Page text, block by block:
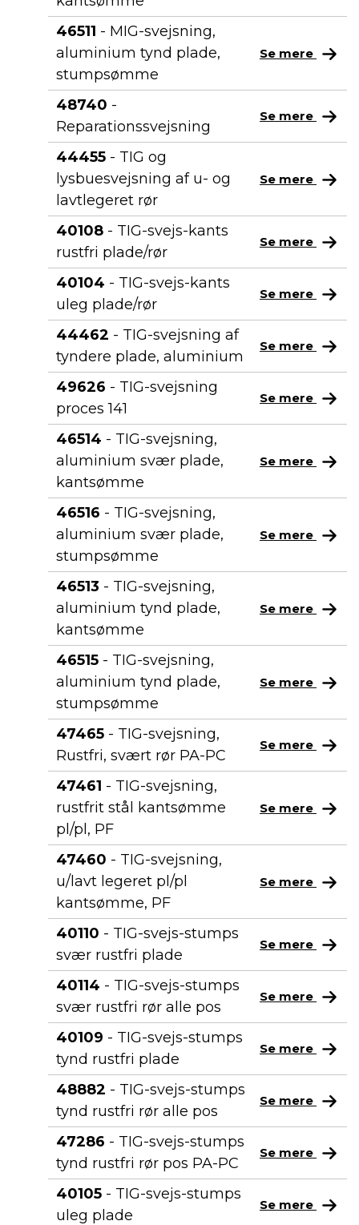
46511 - MIG-svejsning,
aluminium tynd plade,
stumpsømme
Se mere
48740 -
Reparationssvejsning
Se mere
44455 - TIG og
lysbuesvejsning af u- og
lavtlegeret rør
Se mere
40108 - TIG-svejs-kants
rustfri plade/rør
Se mere
40104 - TIG-svejs-kants
uleg plade/rør
Se mere
44462 - TIG-svejsning af
tyndere plade, aluminium
Se mere
49626 - TIG-svejsning
proces 141
Se mere
46514 - TIG-svejsning,
aluminium svær plade,
kantsømme
Se mere
46516 - TIG-svejsning,
aluminium svær plade,
stumpsømme
Se mere
46513 - TIG-svejsning,
aluminium tynd plade,
kantsømme
Se mere
46515 - TIG-svejsning,
aluminium tynd plade,
stumpsømme
Se mere
47465 - TIG-svejsning,
Rustfri, svært rør PA-PC
Se mere
47461 - TIG-svejsning,
rustfrit stål kantsømme
pl/pl, PF
Se mere
47460 - TIG-svejsning,
u/lavt legeret pl/pl
kantsømme, PF
Se mere
40110 - TIG-svejs-stumps
svær rustfri plade
Se mere
40114 - TIG-svejs-stumps
svær rustfri rør alle pos
Se mere
40109 - TIG-svejs-stumps
tynd rustfri plade
Se mere
48882 - TIG-svejs-stumps
tynd rustfri rør alle pos
Se mere
47286 - TIG-svejs-stumps
tynd rustfri rør pos PA-PC
Se mere
40105 - TIG-svejs-stumps
uleg plade
Se mere